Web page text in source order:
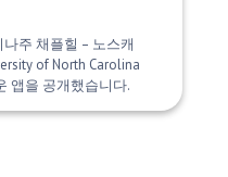
주 채플힐 – 노스캐
of North Carolina
앱을 공개했습니다.